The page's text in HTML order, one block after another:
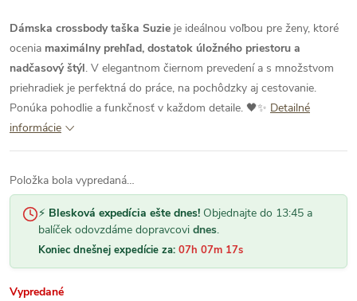
Dámska crossbody taška Suzie je ideálnou voľbou pre ženy, ktoré
ocenia maximálny prehľad, dostatok úložného priestoru a
nadčasový štýl. V elegantnom čiernom prevedení a s množstvom
priehradiek je perfektná do práce, na pochôdzky aj cestovanie.
Ponúka pohodlie a funkčnosť v každom detaile. 🖤✨ Detailné
informácie
Položka bola vypredaná…
⚡ Blesková expedícia ešte dnes! Objednajte do 13:45 a
balíček odovzdáme dopravcovi dnes.
Koniec dnešnej expedície za: 07h 07m 16s
Vypredané